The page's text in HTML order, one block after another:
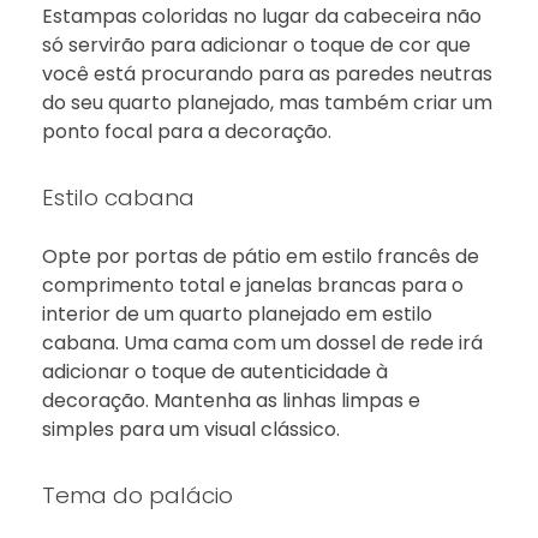
Estampas coloridas no lugar da cabeceira não
só servirão para adicionar o toque de cor que
você está procurando para as paredes neutras
do seu quarto planejado, mas também criar um
ponto focal para a decoração.
Estilo cabana
Opte por portas de pátio em estilo francês de
comprimento total e janelas brancas para o
interior de um quarto planejado em estilo
cabana. Uma cama com um dossel de rede irá
adicionar o toque de autenticidade à
decoração. Mantenha as linhas limpas e
simples para um visual clássico.
Tema do palácio